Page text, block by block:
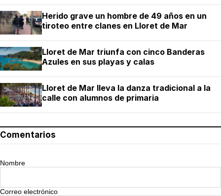
Herido grave un hombre de 49 años en un
tiroteo entre clanes en Lloret de Mar
Lloret de Mar triunfa con cinco Banderas
Azules en sus playas y calas
Lloret de Mar lleva la danza tradicional a la
calle con alumnos de primaria
Comentarios
Nombre
Correo electrónico